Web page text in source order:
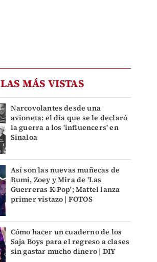
LAS MÁS VISTAS
Narcovolantes desde una
avioneta: el día que se le declaró
la guerra a los 'influencers' en
Sinaloa
Así son las nuevas muñecas de
Rumi, Zoey y Mira de 'Las
Guerreras K-Pop'; Mattel lanza
primer vistazo | FOTOS
Cómo hacer un cuaderno de los
Saja Boys para el regreso a clases
sin gastar mucho dinero | DIY